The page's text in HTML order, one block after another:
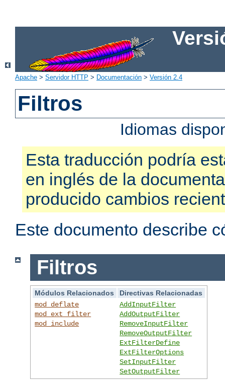
Apache > Servidor HTTP > Documentación > Versión 2.4
Filtros
Idiomas
Esta traducción podría
en inglés de la
producido cambios
Este documento describe
Filtros
Módulos Relacionados
Directivas Relacionadas
mod_deflate
mod_ext_filter
mod_include
AddInputFilter
AddOutputFilter
RemoveInputFilter
RemoveOutputFilter
ExtFilterDefine
ExtFilterOptions
SetInputFilter
SetOutputFilter